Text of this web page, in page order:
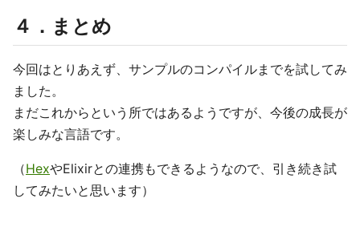
４．まとめ
今回はとりあえず、サンプルのコンパイルまでを試してみ
ました。
まだこれからという所ではあるようですが、今後の成長が
楽しみな言語です。
（HexやElixirとの連携もできるようなので、引き続き試
してみたいと思います）